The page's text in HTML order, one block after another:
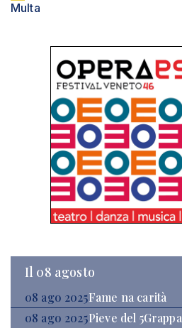
Multa
Il 08 agosto
08 ago 2025Fame na carità
08 ago 2025Pieve del 5Grappa